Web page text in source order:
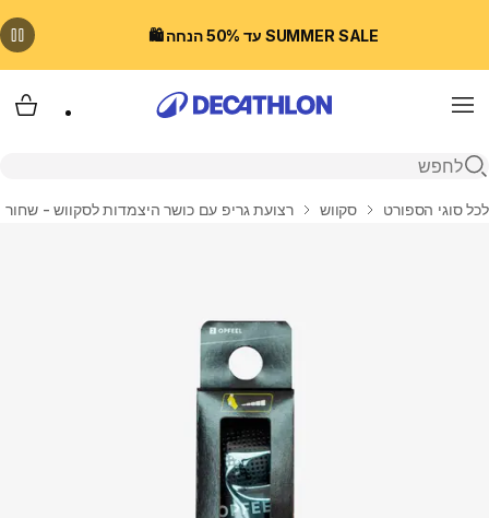
SUMMER SALE עד 50% הנחה 🛍️
Menu
פתיחת חיפוש
בית
לכל סוגי הספורט סקווש רצועת גריפ עם כושר היצמדות לסקווש - שחור